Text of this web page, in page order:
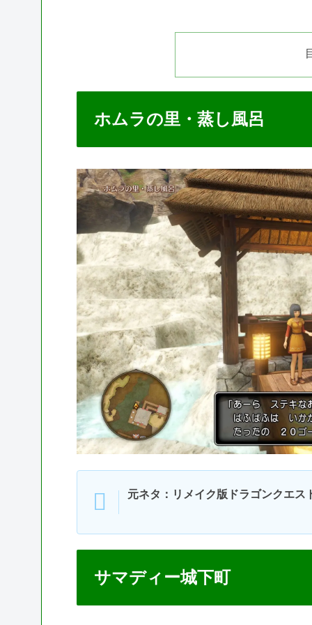
ホムラの里・蒸し風呂
元ネタ：リメイク版ドラゴンクエス
サマディー城下町